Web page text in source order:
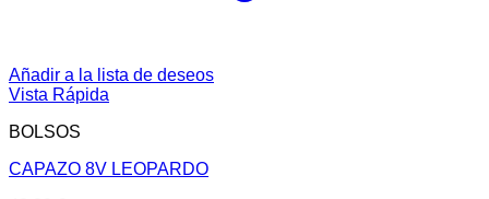
Añadir a la lista de deseos
Vista Rápida
BOLSOS
CAPAZO 8V LEOPARDO